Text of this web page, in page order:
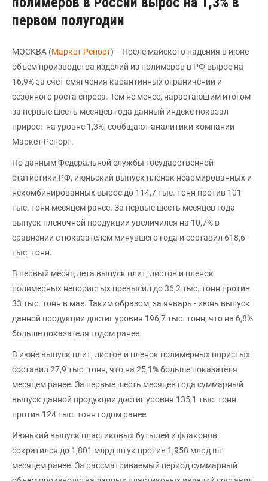
первом полугодии
МОСКВА (Маркет Репорт) -- После майского падения в июне
объем производства изделий из полимеров в РФ вырос на
16,9% за счет смягчения карантинных ограничений и
сезонного роста спроса. Тем не менее, нарастающим итогом
за первые шесть месяцев года данный индекс показал
прирост на уровне 1,3%, сообщают аналитики компании
Маркет Репорт.
По данным Федеральной службы государственной
статистики РФ, июньский выпуск пленок неармированных и
некомбинированных вырос до 114,7 тыс. тонн против 101
тыс. тонн месяцем ранее. За первые шесть месяцев года
выпуск пленочной продукции увеличился на 10,7% в
сравнении с показателем минувшего года и составил 618,6
тыс. тонн.
В первый месяц лета выпуск плит, листов и пленок
полимерных непористых превысил до 36,2 тыс. тонн против
33 тыс. тонн в мае. Таким образом, за январь - июнь выпуск
данной продукции достиг уровня 196,7 тыс. тонн, что на 6,8%
больше показателя годом ранее.
В июне выпуск плит, листов и пленок полимерных пористых
составил 27,9 тыс. тонн, что на 25,1% больше показателя
месяцем ранее. За первые шесть месяцев года суммарный
выпуск данной продукции достиг уровня 135,1 тыс. тонн
против 124 тыс. тонн годом ранее.
Июнький выпуск пластиковых бутылей и флаконов
сократился до 1,801 млрд штук против 1,958 млрд шт
месяцем ранее. За рассматриваемый период суммарный